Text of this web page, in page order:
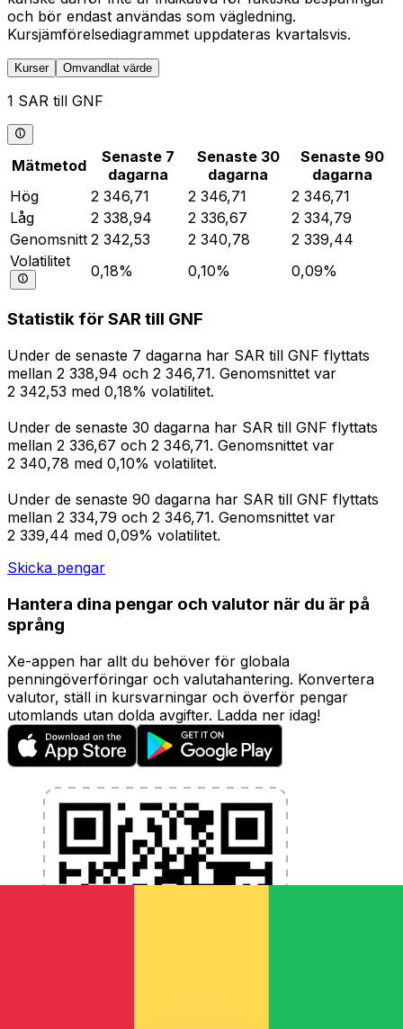
och bör endast användas som vägledning.
Kursjämförelsediagrammet uppdateras kvartalsvis.
Kurser Omvandlat värde
1 SAR till GNF
Mätmetod
Senaste 7
dagarna
Senaste 30
dagarna
Senaste 90
dagarna
Hög
2 346,71 2 346,71
2 346,71
Låg
2 338,94 2 336,67
2 334,79
Genomsnitt 2 342,53 2 340,78
2 339,44
Volatilitet
0,18% 0,10% 0,09%
Statistik för SAR till GNF
Under de senaste 7 dagarna har SAR till GNF flyttats
mellan 2 338,94 och 2 346,71. Genomsnittet var
2 342,53 med 0,18% volatilitet.
Under de senaste 30 dagarna har SAR till GNF flyttats
mellan 2 336,67 och 2 346,71. Genomsnittet var
2 340,78 med 0,10% volatilitet.
Under de senaste 90 dagarna har SAR till GNF flyttats
mellan 2 334,79 och 2 346,71. Genomsnittet var
2 339,44 med 0,09% volatilitet.
Skicka pengar
Hantera dina pengar och valutor när du är på
språng
Xe-appen har allt du behöver för globala
penningöverföringar och valutahantering. Konvertera
valutor, ställ in kursvarningar och överför pengar
utomlands utan dolda avgifter. Ladda ner idag!